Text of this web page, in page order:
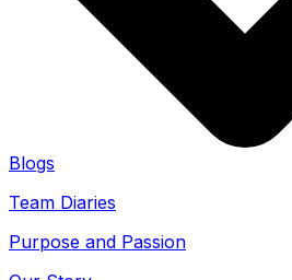
Blogs
Team Diaries
Purpose and Passion